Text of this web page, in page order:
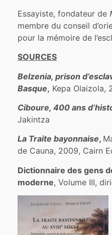
Essayiste, fondateur de
membre du conseil
pour la mémoire de
SOURCES
Belzenia, prison
Basque, Kepa Olaizola,
Ciboure, 400 ans
Jakintza
La Traite bayonnaise,
de Cauna, 2009, Cairn
Dictionnaire des gens
moderne, Volume III,